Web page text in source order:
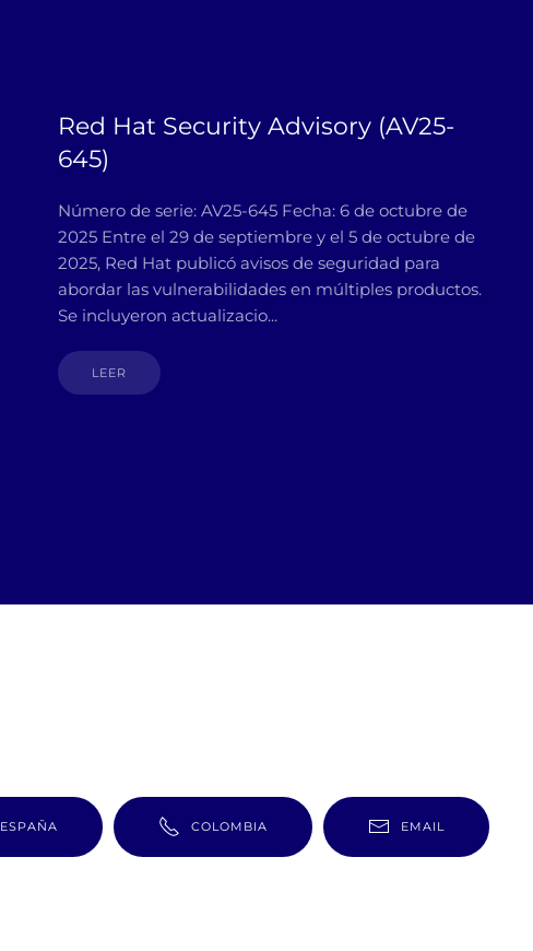
Red Hat Security Advisory (AV25-
645)
Número de serie: AV25-645 Fecha: 6 de octubre de
2025 Entre el 29 de septiembre y el 5 de octubre de
2025, Red Hat publicó avisos de seguridad para
abordar las vulnerabilidades en múltiples productos.
Se incluyeron actualizacio...
LEER
ESPAÑA COLOMBIA EMAIL